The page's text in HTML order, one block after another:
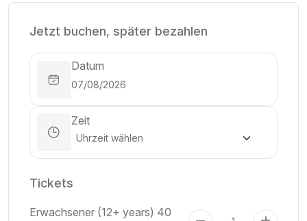
Jetzt buchen, später bezahlen
Datum
Zeit
Tickets
Erwachsener (12+ years) 40